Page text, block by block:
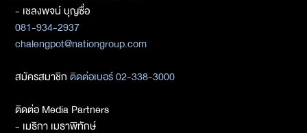
- เชลงพจน์ บุญซื่อ
081-934-2937
chalengpot@nationgroup.com
สมัครสมาชิกติดต่อเบอร์ 02-338-3000
ติดต่อ Media Partners
- เมธิกา เมธาพิทักษ์